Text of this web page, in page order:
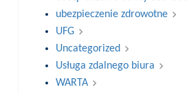
ubezpieczenie zdrowotne
UFG
Uncategorized
Usługa zdalnego biura
WARTA